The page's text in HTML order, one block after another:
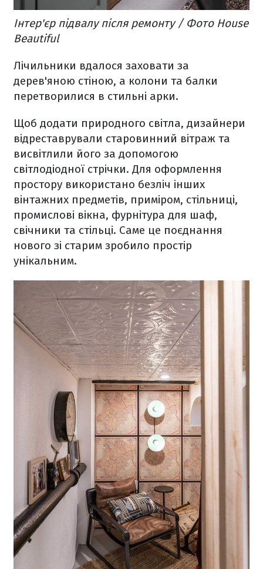
Інтер'єр підвалу після ремонту / Фото House
Beautiful
Лічильники вдалося заховати за
дерев'яною стіною, а колони та балки
перетворилися в стильні арки.
Щоб додати природного світла, дизайнери
відреставрували старовинний вітраж та
висвітлили його за допомогою
світлодіодної стрічки. Для оформлення
простору використано безліч інших
вінтажних предметів, приміром, стільниці,
промислові вікна, фурнітура для шаф,
свічники та стільці. Саме це поєднання
нового зі старим зробило простір
унікальним.